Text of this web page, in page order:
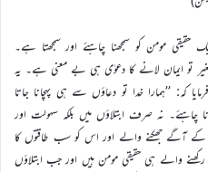
حقیقی مومن کو سمجھنا چاہئے اور سمجھتا ہے۔
تو ایمان لانے کا دعوٰی ہی بے معنی ہے۔ یہ
کہ: ’’ہمارا خدا تو دعاؤں سے ہی پہچانا جاتا
نہ صرف ابتلاؤں میں بلکہ سہولت اور
آگے جھکنے والے اور اس کو سب طاقتوں کا
والے ہی حقیقی مومن ہیں اور جب ابتلاؤں